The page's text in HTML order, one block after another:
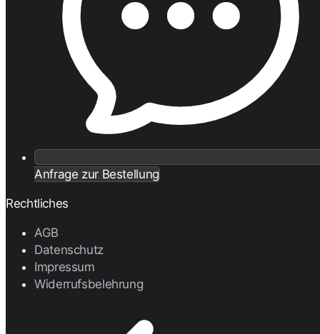
Anfrage zur Bestellung
Rechtliches
AGB
Datenschutz
Impressum
Widerrufsbelehrung